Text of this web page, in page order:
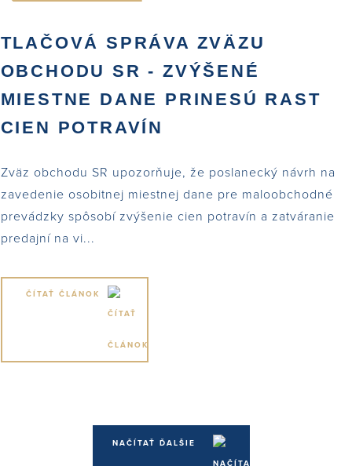
TLAČOVÁ SPRÁVA ZVÄZU
OBCHODU SR - ZVÝŠENÉ
MIESTNE DANE PRINESÚ RAST
CIEN POTRAVÍN
Zväz obchodu SR upozorňuje, že poslanecký návrh na
zavedenie osobitnej miestnej dane pre maloobchodné
prevádzky spôsobí zvýšenie cien potravín a zatváranie
predajní na vi...
ČÍTAŤ ČLÁNOK
NAČÍTAŤ ĎALŠIE